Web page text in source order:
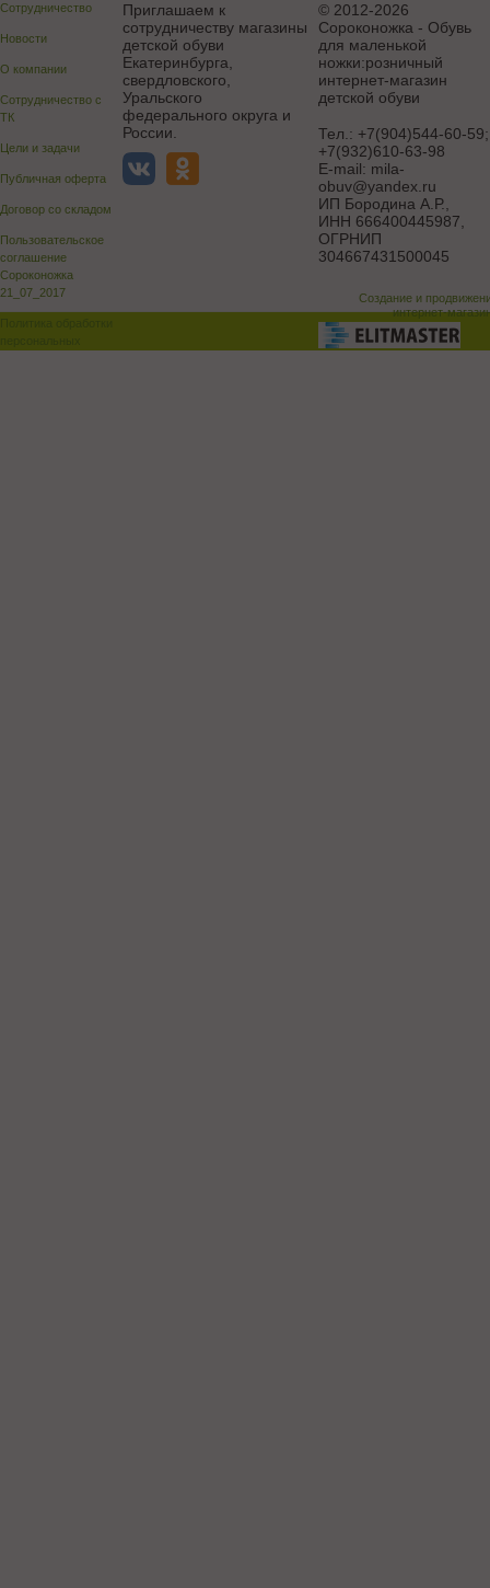
Сотрудничество
Новости
О компании
Сотрудничество с
ТК
Цели и задачи
Публичная оферта
Договор со складом
Пользовательское
соглашение
Сороконожка
21_07_2017
Приглашаем к
сотрудничеству магазины
детской обуви
Екатеринбурга,
свердловского,
Уральского
федерального округа и
России.
© 2012-2026
Сороконожка - Обувь
для маленькой
ножки:розничный
интернет-магазин
детской обуви
Тел.: +7(904)544-60-59;
+7(932)610-63-98
E-mail: mila-
obuv@yandex.ru
ИП Бородина А.Р.
ИНН 666400445987,
ОГРНИП
304667431500045
Создание и
интернет-